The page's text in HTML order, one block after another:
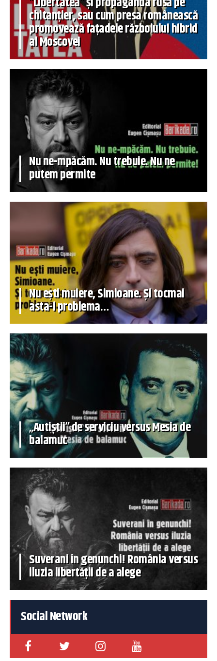
chitanțier, sau cum presa românească
promovează fațadele războiului hibrid
al Moscovei
Nu ne-mpăcăm. Nu trebuie. Nu ne
putem permite
Nu ești muiere, Simioane. Și tocmai
asta-i problema…
„Autiștii” de serviciu versus Mesia de
balamuc
Suverani în genunchi! România versus
iluzia libertății de a alege
Social Network